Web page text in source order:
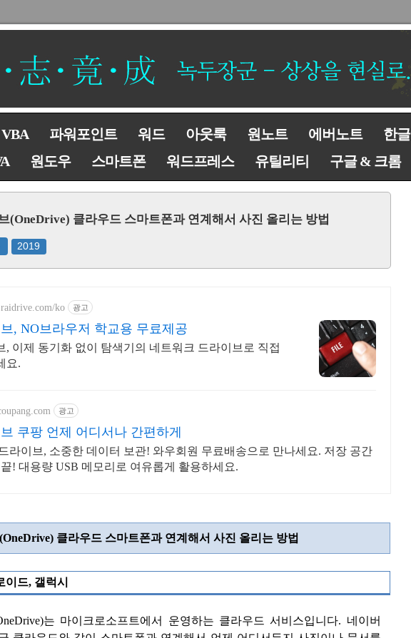
VBA 파워포인트 워드 아웃룩 원노트 에버노트 한글
원도우 스마트폰 워드프레스 유틸리티 구글 & 크롬
(OneDrive) 클라우드 스마트폰과 연계해서 사진 올리는 방법
2019
ko 광고
원드라이브, NO브라우저 학교용 무료제공
, 이제 동기화 없이 탐색기의 네트워크 드라이브로 직접
요.
광고
쿠팡 언제 어디서나 간편하게
라이브, 소중한 데이터 보관! 와우회원 무료배송으로 만나세요. 저장 공간
! 대용량 USB 메모리로 여유롭게 활용하세요.
클라우드 스마트폰과 연계해서 사진 올리는 방법
이드, 갤럭시
는 마이크로소프트에서 운영하는 클라우드 서비스입니다. 네이버